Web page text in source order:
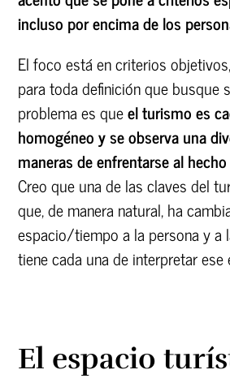
incluso por encima de los
El foco está en criterios
para toda definición que busque
problema es queel turismo es
homogéneo y se observa una
maneras de enfrentarse al
Creo que una de las claves del
que, de manera natural, ha
espacio/tiempo a la persona y a
tiene cada una de interpretar
El espacio